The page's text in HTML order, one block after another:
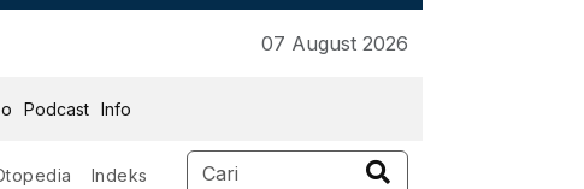
07 August 2026
Podcast Info
Indeks